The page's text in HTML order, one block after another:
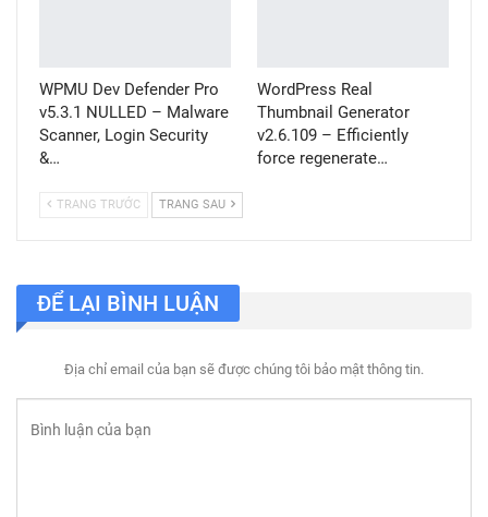
WPMU Dev Defender Pro
v5.3.1 NULLED – Malware
Scanner, Login Security
&…
WordPress Real
Thumbnail Generator
v2.6.109 – Efficiently
force regenerate…
TRANG TRƯỚC TRANG SAU
ĐỂ LẠI BÌNH LUẬN
Địa chỉ email của bạn sẽ được chúng tôi bảo mật thông tin.